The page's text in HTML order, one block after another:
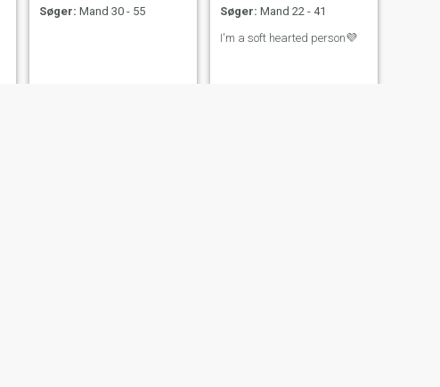
Søger: Mand 30 - 55
Søger: Mand 22 - 41
I'm a soft hearted person💜